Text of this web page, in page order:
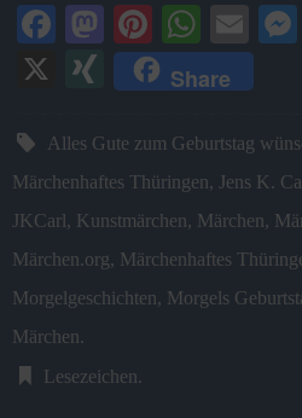
Fa
ce
ok
M
as
to
do
n
Pi
nt
er
es
t
W
ha
ts
A
pp
E
m
ail
X
X
N
G
Share
Alles Gute zum Geburtstag
Märchenhaftes Thüringen, Jens K.
JKCarl, Kunstmärchen, Märchen,
Märchen.org, Märchenhaftes
Morgelgeschichten, Morgels
Märchen.
Lesezeichen.